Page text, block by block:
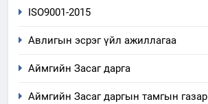
ISO9001-2015
Авлигын эсрэг үйл ажиллагаа
Аймгийн Засаг дарга
Аймгийн Засаг даргын тамгын газар